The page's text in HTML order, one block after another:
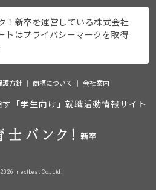
！新卒を運営している株式会社
トはプライバシーマークを取得
護方針 商標について 会社案内
「学生向け」就職活動情報サイト
Co., Ltd.